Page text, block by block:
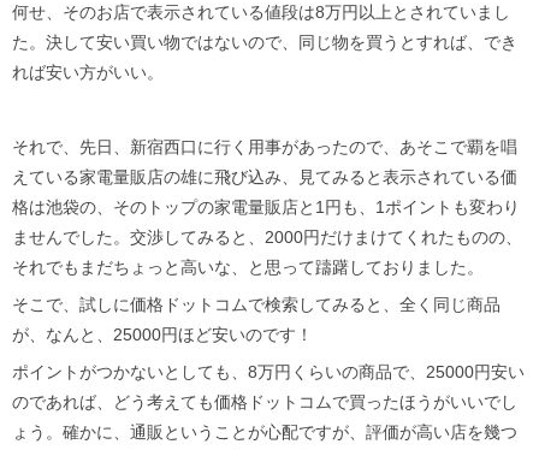
何せ、そのお店で表示されている値段は8万円以上とされていまし
た。決して安い買い物ではないので、同じ物を買うとすれば、でき
れば安い方がいい。
それで、先日、新宿西口に行く用事があったので、あそこで覇を唱
えている家電量販店の雄に飛び込み、見てみると表示されている価
格は池袋の、そのトップの家電量販店と1円も、1ポイントも変わり
ませんでした。交渉してみると、2000円だけまけてくれたものの、
それでもまだちょっと高いな、と思って躊躇しておりました。
そこで、試しに価格ドットコムで検索してみると、全く同じ商品
が、なんと、25000円ほど安いのです！
ポイントがつかないとしても、8万円くらいの商品で、25000円安い
のであれば、どう考えても価格ドットコムで買ったほうがいいでし
ょう。確かに、通販ということが心配ですが、評価が高い店を幾つ